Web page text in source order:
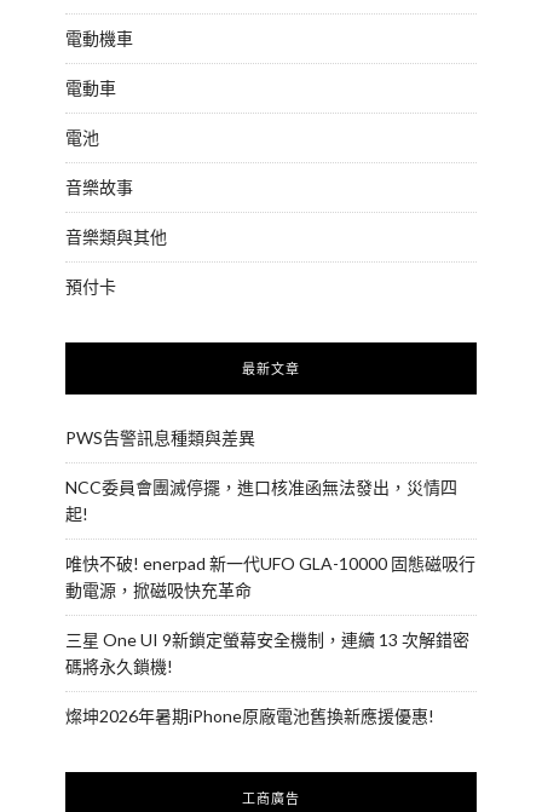
電動機車
電動車
電池
音樂故事
音樂類與其他
預付卡
最新文章
PWS告警訊息種類與差異
NCC委員會團滅停擺，進口核准函無法發出，災情四
起!
唯快不破! enerpad 新一代UFO GLA-10000 固態磁吸行
動電源，掀磁吸快充革命
三星 One UI 9新鎖定螢幕安全機制，連續 13 次解錯密
碼將永久鎖機!
燦坤2026年暑期iPhone原廠電池舊換新應援優惠!
工商廣告